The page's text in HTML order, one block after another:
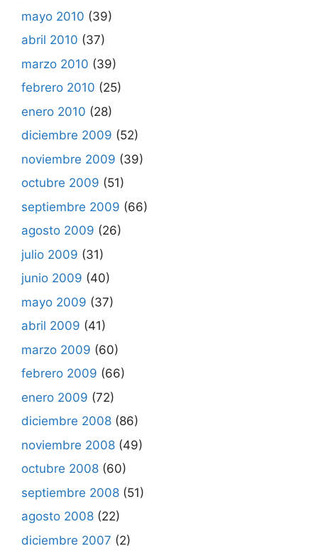
mayo 2010 (39)
abril 2010 (37)
marzo 2010 (39)
febrero 2010 (25)
enero 2010 (28)
diciembre 2009 (52)
noviembre 2009 (39)
octubre 2009 (51)
septiembre 2009 (66)
agosto 2009 (26)
julio 2009 (31)
junio 2009 (40)
mayo 2009 (37)
abril 2009 (41)
marzo 2009 (60)
febrero 2009 (66)
enero 2009 (72)
diciembre 2008 (86)
noviembre 2008 (49)
octubre 2008 (60)
septiembre 2008 (51)
agosto 2008 (22)
diciembre 2007 (2)